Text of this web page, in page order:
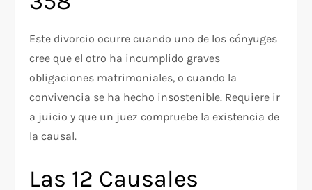
Este divorcio ocurre cuando uno de los cónyuges
cree que el otro ha incumplido graves
obligaciones matrimoniales, o cuando la
convivencia se ha hecho insostenible. Requiere ir
a juicio y que un juez compruebe la existencia de
la causal.​
Las 12 Causales